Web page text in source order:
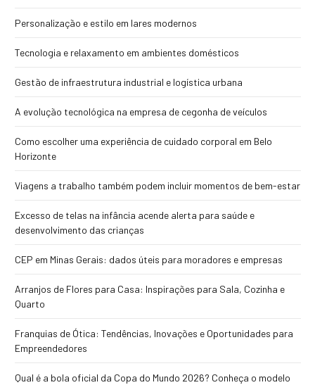
Personalização e estilo em lares modernos
Tecnologia e relaxamento em ambientes domésticos
Gestão de infraestrutura industrial e logística urbana
A evolução tecnológica na empresa de cegonha de veículos
Como escolher uma experiência de cuidado corporal em Belo
Horizonte
Viagens a trabalho também podem incluir momentos de bem-estar
Excesso de telas na infância acende alerta para saúde e
desenvolvimento das crianças
CEP em Minas Gerais: dados úteis para moradores e empresas
Arranjos de Flores para Casa: Inspirações para Sala, Cozinha e
Quarto
Franquias de Ótica: Tendências, Inovações e Oportunidades para
Empreendedores
Qual é a bola oficial da Copa do Mundo 2026? Conheça o modelo